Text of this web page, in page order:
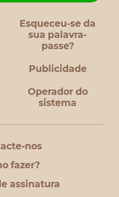
Esqueceu-se da
sua palavra-
passe?
Publicidade
Operador do
sistema
nos
fazer?
assinatura